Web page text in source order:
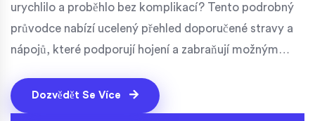
urychlilo a proběhlo bez komplikací? Tento podrobný
průvodce nabízí ucelený přehled doporučené stravy a
nápojů, které podporují hojení a zabraňují možným
zajímavosti a směrnice pro bezpečné stravování během
tohoto klíčového období vašeho uzdravování.
Dozvědět Se Více